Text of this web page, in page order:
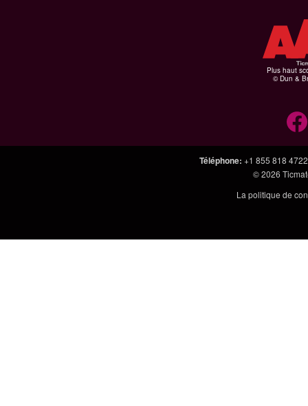
Plus haut
© Dun &
Téléphone: +1 855 818 4722
© 2026
La politique de